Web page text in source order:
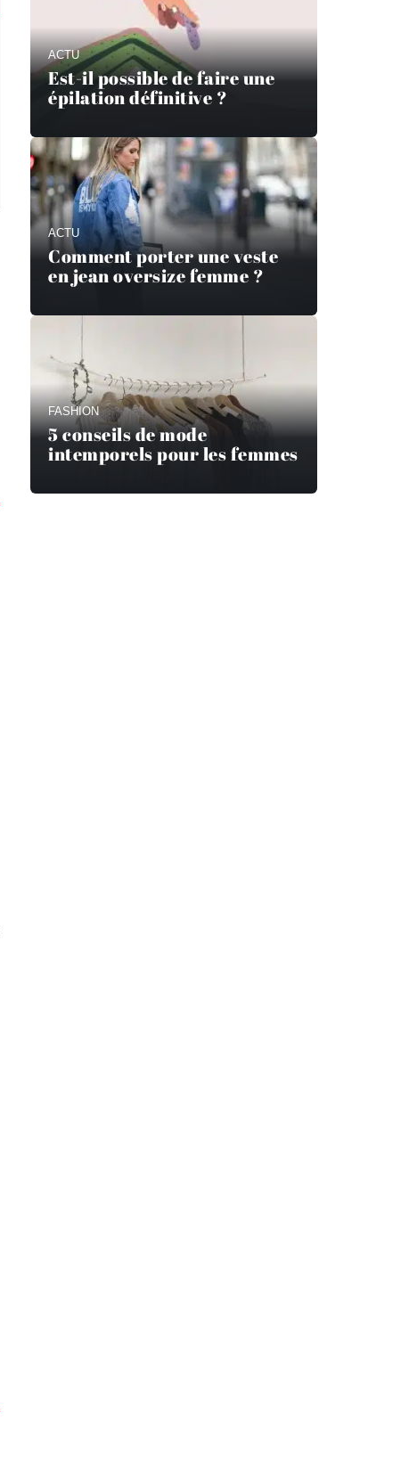
ACTU
Est-il possible de faire une
épilation définitive ?
ACTU
Comment porter une veste
en jean oversize femme ?
FASHION
5 conseils de mode
intemporels pour les femmes